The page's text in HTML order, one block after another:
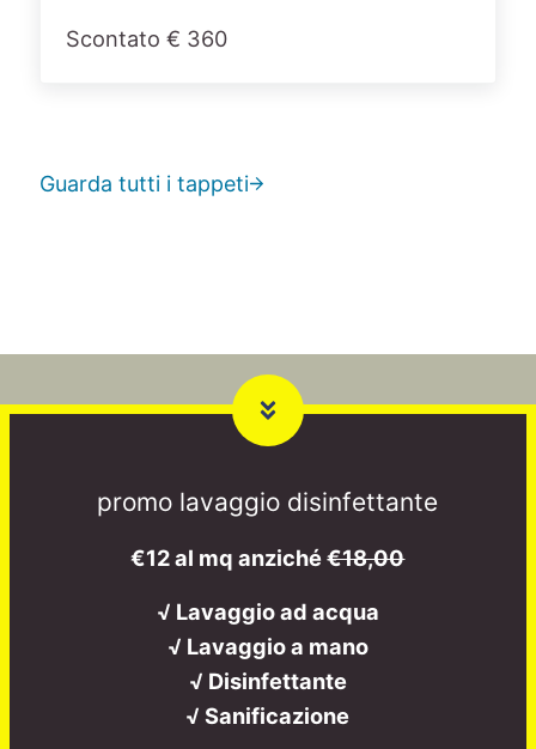
Scontato € 360
Guarda tutti i tappeti
promo lavaggio disinfettante
€12 al mq anziché€18,00
√ Lavaggio ad acqua
√ Lavaggio a mano
√ Disinfettante
√ Sanificazione